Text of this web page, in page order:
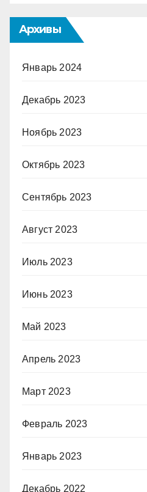
Архивы
Январь 2024
Декабрь 2023
Ноябрь 2023
Октябрь 2023
Сентябрь 2023
Август 2023
Июль 2023
Июнь 2023
Май 2023
Апрель 2023
Март 2023
Февраль 2023
Январь 2023
Декабрь 2022